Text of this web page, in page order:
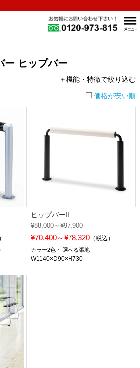
ー ヒップバー
＋機能・特徴で絞り込む
価格が安い順
ヒップバーⅡ
¥88,000～¥97,900
¥70,400～¥78,320 （税込）
カラー2色 選べる張地
W1140×D90×H730